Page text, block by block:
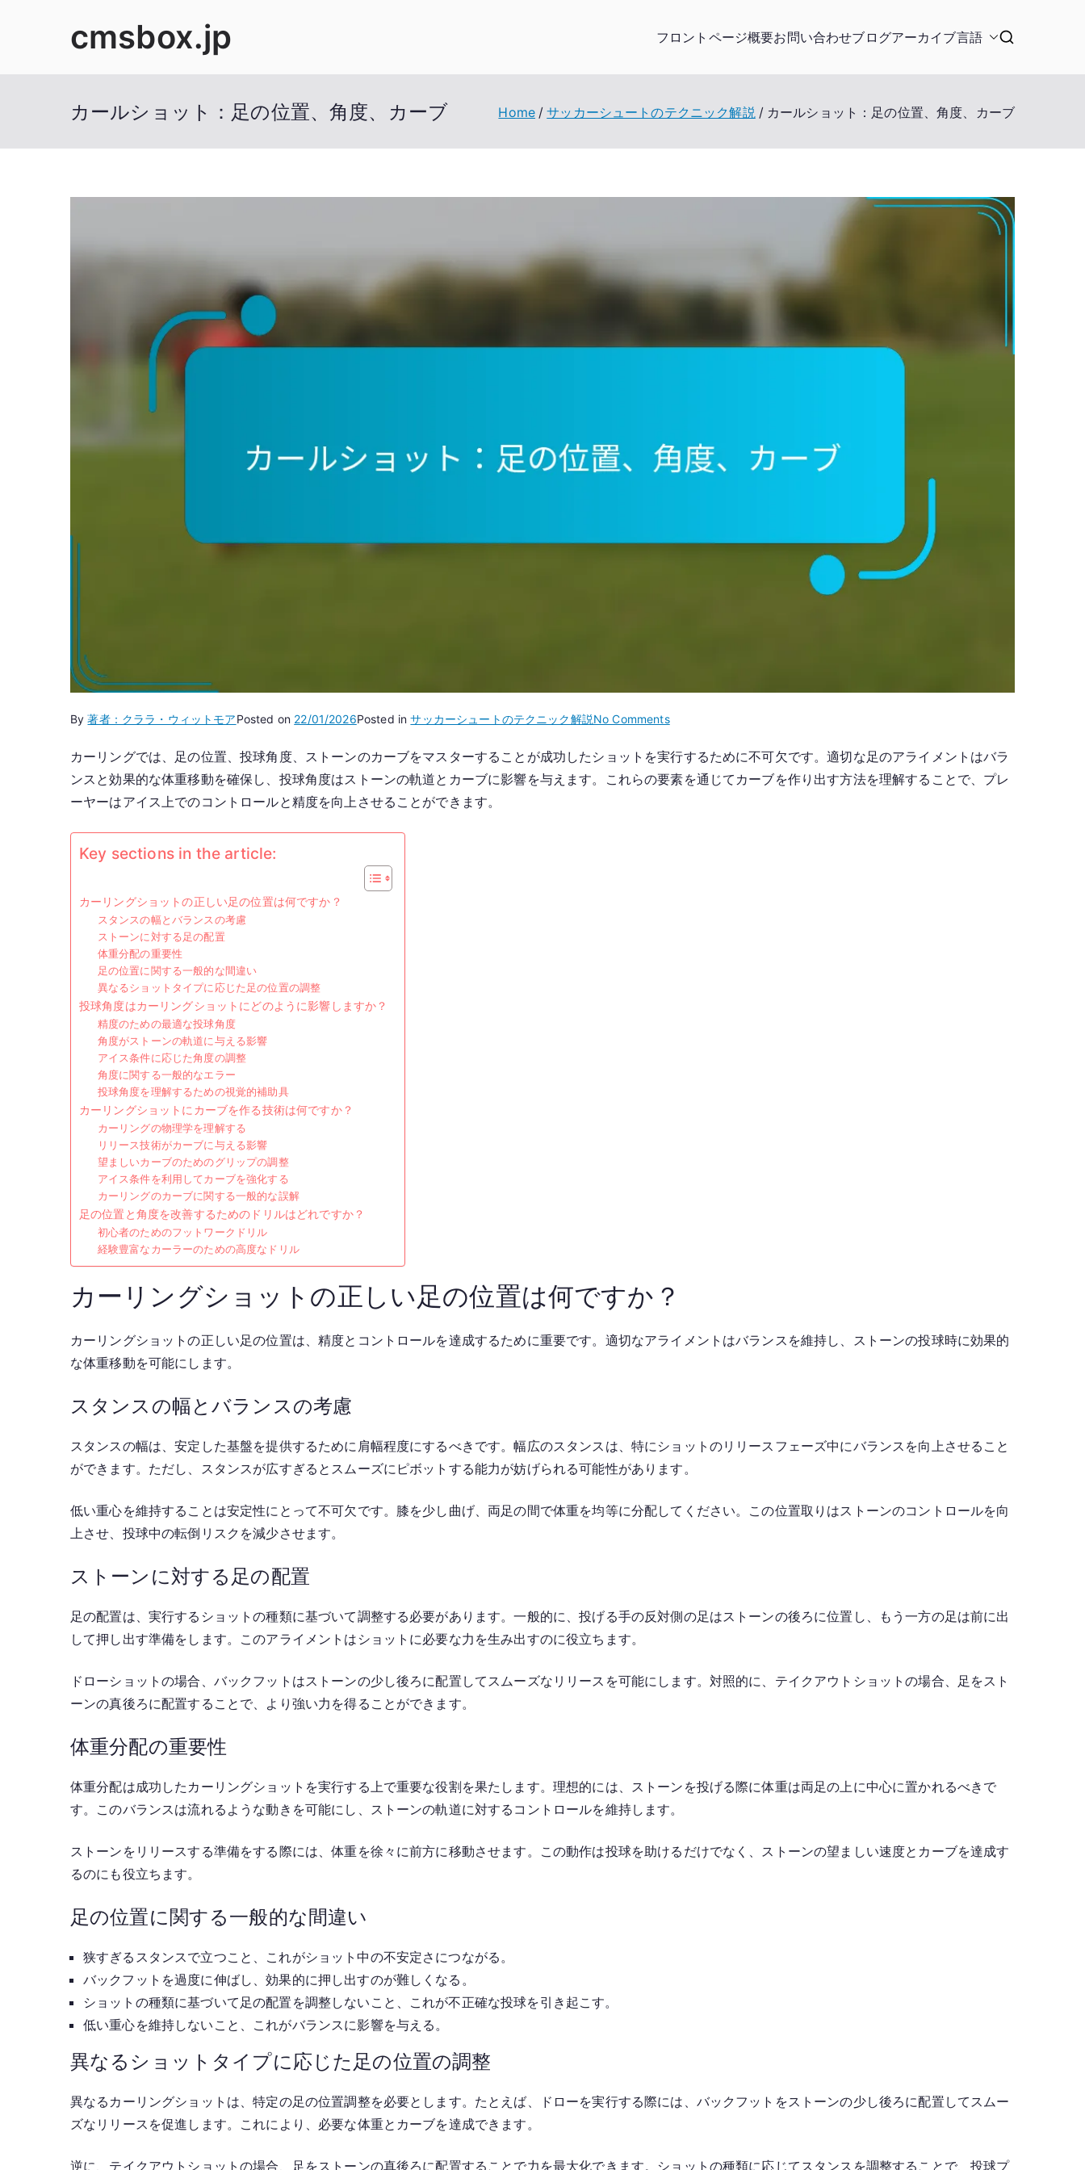
cmsbox.jp フロントページ概要お問い合わせブログアーカイブ言語
カールショット：足の位置、角度、カーブ Home サッカーシュートのテクニック解説 カールショット：足の位置、角度、カーブ
By著者：クララ・ウィットモアPosted on 22/01/2026Posted inサッカーシュートのテクニック解説No Commentson
ー
ル
カーリングでは、足の位置、投球角度、ストーンのカーブをマスターすることが成功したショットを実行するために不可欠です。適切な足のアライメントはバラ
ンスと効果的な体重移動を確保し、投球角度はストーンの軌道とカーブに影響を与えます。これらの要素を通じてカーブを作り出す方法を理解することで、プレ
ーヤーはアイス上でのコントロールと精度を向上させることができます。
Key sections in the article:
カーリングショットの正しい足の位置は何ですか？
スタンスの幅とバランスの考慮
ストーンに対する足の配置
体重分配の重要性
足の位置に関する一般的な間違い
異なるショットタイプに応じた足の位置の調整
投球角度はカーリングショットにどのように影響しますか？
精度のための最適な投球角度
角度がストーンの軌道に与える影響
アイス条件に応じた角度の調整
角度に関する一般的なエラー
投球角度を理解するための視覚的補助具
カーリングショットにカーブを作る技術は何ですか？
カーリングの物理学を理解する
リリース技術がカーブに与える影響
望ましいカーブのためのグリップの調整
アイス条件を利用してカーブを強化する
カーリングのカーブに関する一般的な誤解
足の位置と角度を改善するためのドリルはどれですか？
初心者のためのフットワークドリル
経験豊富なカーラーのための高度なドリル
カーリングショットの正しい足の位置は何ですか？
カーリングショットの正しい足の位置は、精度とコントロールを達成するために重要です。適切なアライメントはバランスを維持し、ストーンの投球時に効果的
な体重移動を可能にします。
スタンスの幅とバランスの考慮
スタンスの幅は、安定した基盤を提供するために肩幅程度にするべきです。幅広のスタンスは、特にショットのリリースフェーズ中にバランスを向上させること
ができます。ただし、スタンスが広すぎるとスムーズにピボットする能力が妨げられる可能性があります。
低い重心を維持することは安定性にとって不可欠です。膝を少し曲げ、両足の間で体重を均等に分配してください。この位置取りはストーンのコントロールを向
上させ、投球中の転倒リスクを減少させます。
ストーンに対する足の配置
足の配置は、実行するショットの種類に基づいて調整する必要があります。一般的に、投げる手の反対側の足はストーンの後ろに位置し、もう一方の足は前に出
して押し出す準備をします。このアライメントはショットに必要な力を生み出すのに役立ちます。
ドローショットの場合、バックフットはストーンの少し後ろに配置してスムーズなリリースを可能にします。対照的に、テイクアウトショットの場合、足をスト
ーンの真後ろに配置することで、より強い力を得ることができます。
体重分配の重要性
体重分配は成功したカーリングショットを実行する上で重要な役割を果たします。理想的には、ストーンを投げる際に体重は両足の上に中心に置かれるべきで
す。このバランスは流れるような動きを可能にし、ストーンの軌道に対するコントロールを維持します。
ストーンをリリースする準備をする際には、体重を徐々に前方に移動させます。この動作は投球を助けるだけでなく、ストーンの望ましい速度とカーブを達成す
るのにも役立ちます。
足の位置に関する一般的な間違い
狭すぎるスタンスで立つこと、これがショット中の不安定さにつながる。
バックフットを過度に伸ばし、効果的に押し出すのが難しくなる。
ショットの種類に基づいて足の配置を調整しないこと、これが不正確な投球を引き起こす。
低い重心を維持しないこと、これがバランスに影響を与える。
異なるショットタイプに応じた足の位置の調整
異なるカーリングショットは、特定の足の位置調整を必要とします。たとえば、ドローを実行する際には、バックフットをストーンの少し後ろに配置してスムー
ズなリリースを促進します。これにより、必要な体重とカーブを達成できます。
逆に、テイクアウトショットの場合、足をストーンの真後ろに配置することで力を最大化できます。ショットの種類に応じてスタンスを調整することで、投球プ